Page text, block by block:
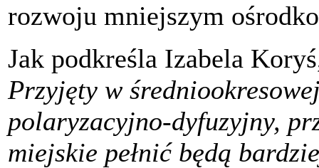
rozwoju mniejszym
Jak podkreśla Izabela
Przyjęty w
polaryzacyjno-dyfuzyjny,
miejskie pełnić będą